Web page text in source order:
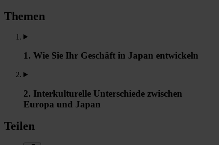
Themen
1. Wie Sie Ihr Geschäft in Japan entwickeln
2. Interkulturelle Unterschiede zwischen
Europa und Japan
Teilen